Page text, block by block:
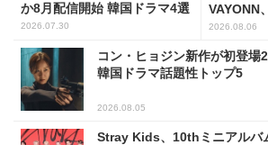
か8月配信開始 韓国ドラマ4選
2026.07.30
VAYONN
イズグル
2026.08.06
コン・ヒョジン新作が初登場
韓国ドラマ話題性トップ5
2026.08.05
Stray Kids、10thミニアルバ